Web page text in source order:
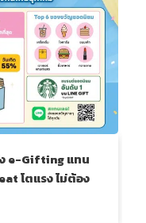
ง e-Gifting แทน
โตแรง ไม่ต้อง